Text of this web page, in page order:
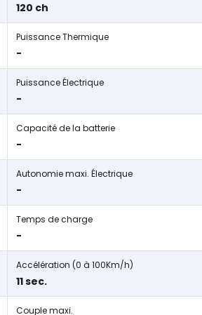
120 ch
Puissance Thermique
-
Puissance Électrique
-
Capacité de la batterie
-
Autonomie maxi. Électrique
-
Temps de charge
-
Accélération (0 à 100Km/h)
11 sec.
Couple maxi.